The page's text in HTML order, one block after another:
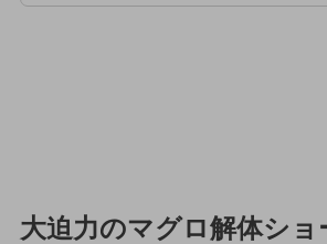
大迫力のマグロ解体ショ